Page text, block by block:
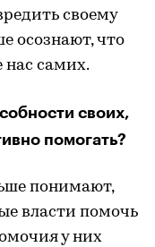
своему
осознают, что
самих.
своих,
помогать?
понимают,
власти помочь
у них